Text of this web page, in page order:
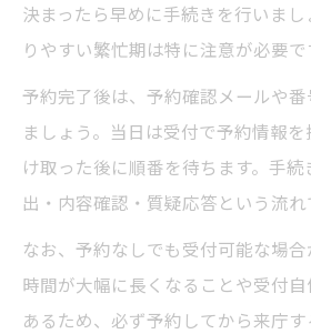
決まったら早めに手続きを行いま
りやすい繁忙期は特に注意が必要で
予約完了後は、予約確認メールや
ましょう。当日は受付で予約情報
け取った後に順番を待ちます。手
出・内容確認・質疑応答という流れ
なお、予約なしでも受付可能な場
時間が大幅に長くなることや受付
あるため、必ず予約してから来庁